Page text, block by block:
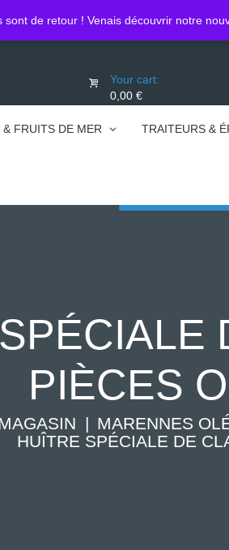
sont de retour ! Venais découvrir notre
0450740095
Your cart:
0,00 €
& FRUITS DE MER TRAITEURS &
PIÈCES
MARENNES
HUÎTRE SPÉCIALE DE